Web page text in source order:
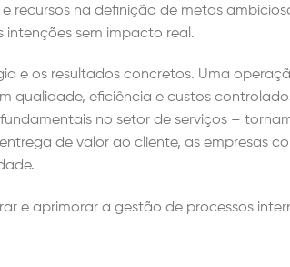
recursos na definição de metas
intenções sem impacto real.
e os resultados concretos. Uma
eficiência e custos
no setor de serviços –
de valor ao cliente, as empresas
e aprimorar a gestão de processos